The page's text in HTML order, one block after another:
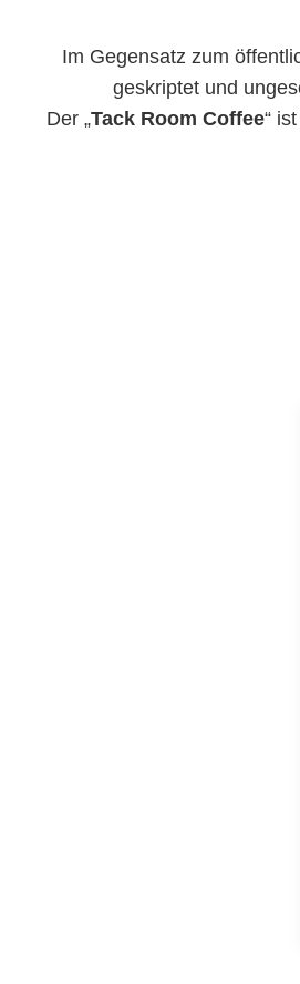
Im Gegensatz zum
geskriptet und
Der „Tack Room Coffee“